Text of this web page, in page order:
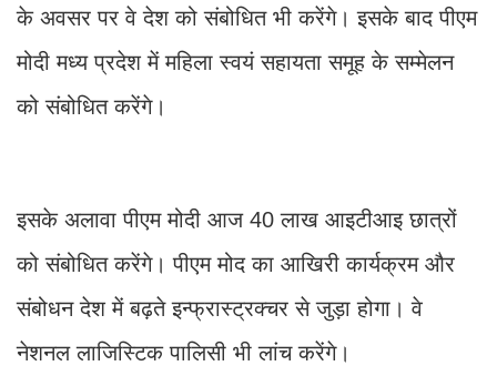
के अवसर पर वे देश को संबोधित भी करेंगे। इसके बाद पीएम
मोदी मध्य प्रदेश में महिला स्वयं सहायता समूह के सम्मेलन
को संबोधित करेंगे।
इसके अलावा पीएम मोदी आज 40 लाख आइटीआइ छात्रों
को संबोधित करेंगे। पीएम मोद का आखिरी कार्यक्रम और
संबोधन देश में बढ़ते इन्फ्रास्ट्रक्चर से जुड़ा होगा। वे
नेशनल लाजिस्टिक पालिसी भी लांच करेंगे।